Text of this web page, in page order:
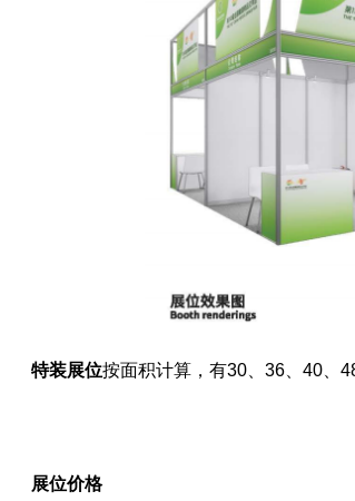
特装展位按面积计算，有30、36、40、
展位价格